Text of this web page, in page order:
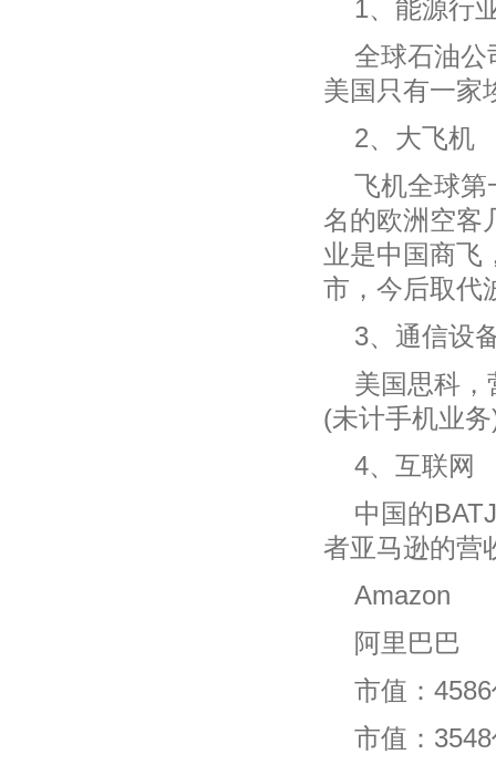
1、能源行
全球石油公
美国只有一家
2、大飞机
飞机全球第
名的欧洲空客
业是中国商飞
市，今后取代
3、通信设
美国思科，
(未计手机业
4、互联网
中国的
者亚马逊的营
Amazon
阿里巴巴
市值：
市值：